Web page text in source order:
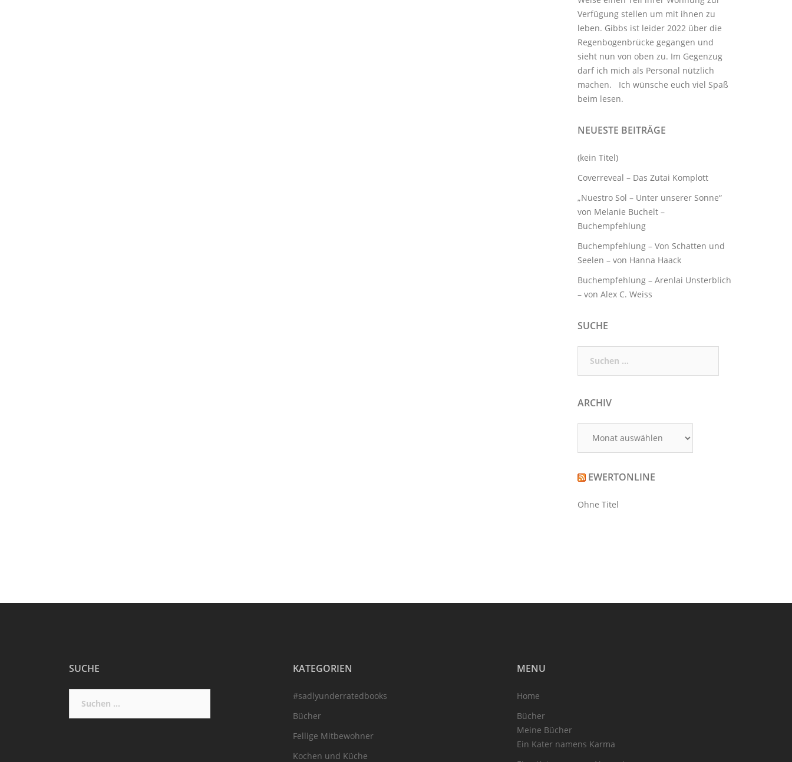
Verfügung stellen um mit ihnen zu
leben. Gibbs ist leider 2022 über die
Regenbogenbrücke gegangen und
sieht nun von oben zu. Im Gegenzug
darf ich mich als Personal nützlich
machen. Ich wünsche euch viel Spaß
beim lesen.
NEUESTE BEITRÄGE
(kein Titel)
Coverreveal – Das Zutai Komplott
„Nuestro Sol – Unter unserer Sonne“
von Melanie Buchelt –
Buchempfehlung
Buchempfehlung – Von Schatten und
Seelen – von Hanna Haack
Buchempfehlung – Arenlai Unsterblich
– von Alex C. Weiss
SUCHE
nach:
ARCHIV
EWERTONLINE
Ohne Titel
SUCHE
nach:
KATEGORIEN
#sadlyunderratedbooks
Bücher
Fellige Mitbewohner
Kochen und Küche
MENU
Home
Bücher
Meine Bücher
Ein Kater namens Karma